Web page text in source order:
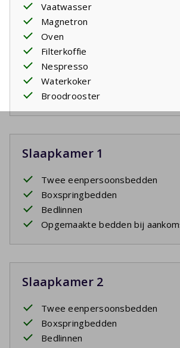
Vaatwasser
Magnetron
Oven
Filterkoffie
Nespresso
Waterkoker
Broodrooster
Slaapkamer 1
Twee eenpersoonsbedden
Boxspringbedden
Bedlinnen
Opgemaakte bedden bij
Slaapkamer 2
Twee eenpersoonsbedden
Boxspringbedden
Bedlinnen